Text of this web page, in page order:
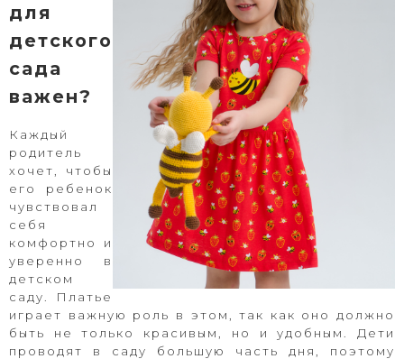
для
детского
сада
важен?
Каждый
родитель
хочет, чтобы
его ребенок
чувствовал
себя
комфортно и
уверенно в
детском
саду. Платье
играет важную роль в этом, так как оно должно
быть не только красивым, но и удобным. Дети
проводят в саду большую часть дня, поэтому